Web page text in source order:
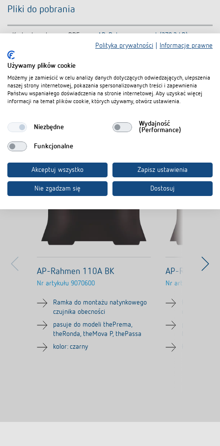
Pliki do pobrania
Karta danych PDF AP-Rahmen compact (270,2 kB)
Dodaj do koszyka dokumentów
Produkty powiązane
AP-Rahmen 110A BK
Nr artykułu 9070600
Ramka do montażu natynkowego
czujnika obecności
pasuje do modeli thePrema,
theRonda, theMova P, thePassa
kolor: czarny
AP-Rahmen
Nr artykułu
Polityka prywatności Informacje prawne
Używamy plików cookie
Możemy je zamieścić w celu analizy danych dotyczących odwiedzających, ulepszenia
naszej strony internetowej, pokazania spersonalizowanych treści i zapewnienia
Państwu wspaniałego doświadczenia na stronie internetowej. Aby uzyskać więcej
informacji na temat plików cookie, których używamy, otwórz ustawienia.
Niezbędne
Wydajność
(Performance)
Funkcjonalne
Akceptuj wszystko Zapisz ustawienia
Nie zgadzam się Dostosuj